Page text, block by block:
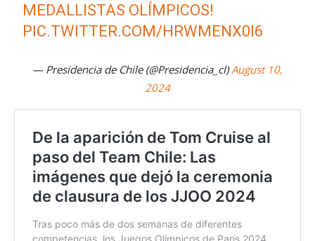
MEDALLISTAS OLÍMPICOS!
PIC.TWITTER.COM/HRWMENX0I6
— Presidencia de Chile (@Presidencia_cl)August 10,
2024